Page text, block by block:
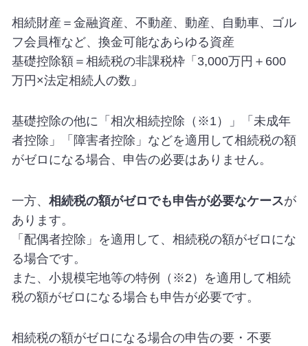
相続財産＝金融資産、不動産、動産、自動車、ゴル
フ会員権など、換金可能なあらゆる資産
基礎控除額＝相続税の非課税枠「3,000万円＋600
万円×法定相続人の数」
基礎控除の他に「相次相続控除（※1）」「未成年
者控除」「障害者控除」などを適用して相続税の額
がゼロになる場合、申告の必要はありません。
一方、 相続税の額がゼロでも申告が必要なケースが
あります。
「配偶者控除」を適用して、相続税の額がゼロにな
る場合です。
また、小規模宅地等の特例（※2）を適用して相続
税の額がゼロになる場合も申告が必要です。
相続税の額がゼロになる場合の申告の要・不要